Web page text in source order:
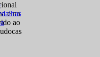
e na
ao